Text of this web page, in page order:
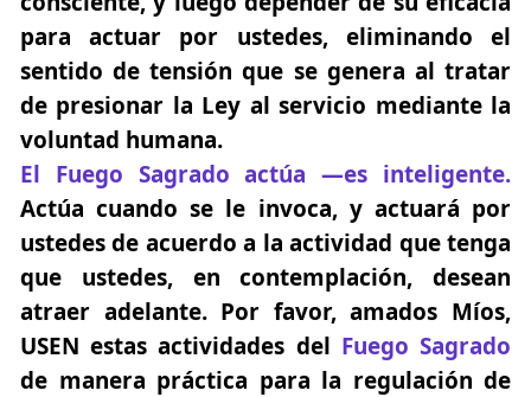
para actuar por ustedes, eliminando el
sentido de tensión que se genera al tratar
de presionar la Ley al servicio mediante la
voluntad humana.
El Fuego Sagrado actúa —es inteligente.
Actúa cuando se le invoca, y actuará por
ustedes de acuerdo a la actividad que tenga
que ustedes, en contemplación, desean
atraer adelante. Por favor, amados Míos,
USEN estas actividades del Fuego Sagrado
de manera práctica para la regulación de